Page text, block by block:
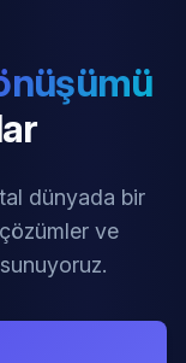
dünyada bir
ve